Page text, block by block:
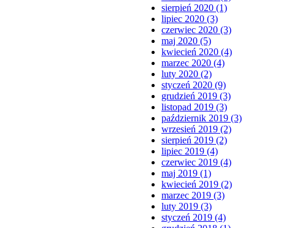
sierpień 2020 (1)
lipiec 2020 (3)
czerwiec 2020 (3)
maj 2020 (5)
kwiecień 2020 (4)
marzec 2020 (4)
luty 2020 (2)
styczeń 2020 (9)
grudzień 2019 (3)
listopad 2019 (3)
październik 2019 (3)
wrzesień 2019 (2)
sierpień 2019 (2)
lipiec 2019 (4)
czerwiec 2019 (4)
maj 2019 (1)
kwiecień 2019 (2)
marzec 2019 (3)
luty 2019 (3)
styczeń 2019 (4)